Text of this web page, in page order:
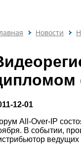
Новости
12-01
All-Over-IP
В событии,